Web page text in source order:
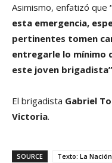
Asimismo, enfatizó que
esta emergencia,
pertinentes tomen
entregarle lo mínimo
este joven brigadista”
El brigadista Gabriel
Victoria.
SOURCE
Texto: La